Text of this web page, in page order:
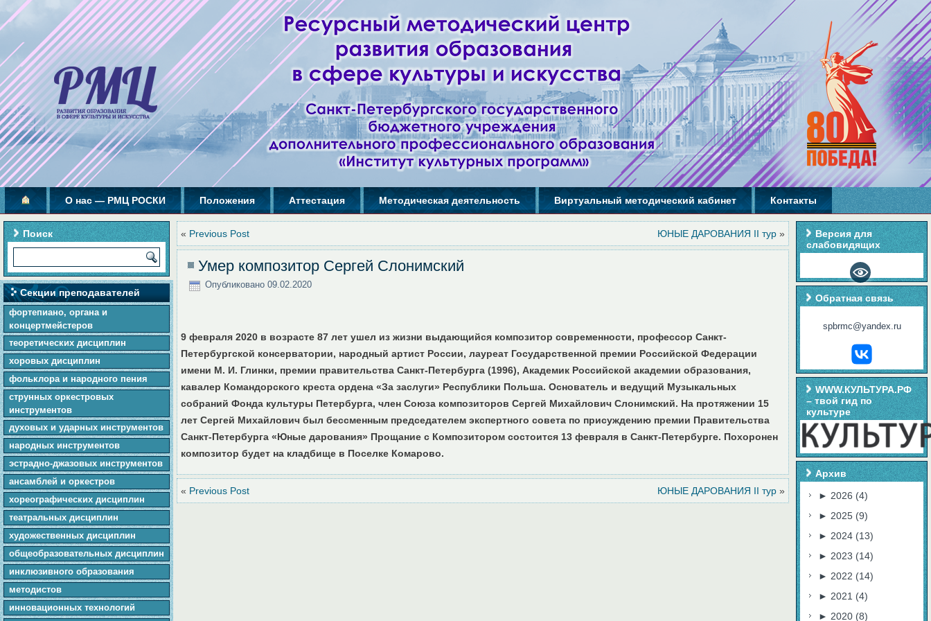
О нас — РМЦ РОСКИ Положения Аттестация Методическая деятельность Виртуальный методический кабинет Контакты
Поиск
Секции преподавателей
фортепиано, органа и
концертмейстеров
теоретических дисциплин
хоровых дисциплин
фольклора и народного пения
cтpунныx оркестровых
инструментов
духовых и ударных инструментов
народных инструментов
эстрадно-джазовых инструментов
ансамблей и оркестров
хореографических дисциплин
театральных дисциплин
художественных дисциплин
общеобразовательных дисциплин
инклюзивного образования
методистов
инновационных технологий
« Previous Post ЮНЫЕ ДАРОВАНИЯ II тур »
Умер композитор Сергей Слонимский
Опубликовано 09.02.2020
9 февраля 2020 в возрасте 87 лет ушел из жизни выдающийся композитор современности, профессор Санкт-
Петербургской консерватории, народный артист России, лауреат Государственной премии Российской Федерации
имени М. И. Глинки, премии правительства Санкт-Петербурга (1996), Академик Российской академии образования,
кавалер Командорского креста ордена «За заслуги» Республики Польша. Основатель и ведущий Музыкальных
собраний Фонда культуры Петербурга, член Союза композиторов Сергей Михайлович Слонимский. На протяжении 15
лет Сергей Михайлович был бессменным председателем экспертного совета по присуждению премии Правительства
Санкт-Петербурга «Юные дарования» Прощание с Композитором состоится 13 февраля в Санкт-Петербурге. Похоронен
композитор будет на кладбище в Поселке Комарово.
« Previous Post ЮНЫЕ ДАРОВАНИЯ II тур »
Версия для
слабовидящих
Обратная связь
spbrmc@yandex.ru
WWW.КУЛЬТУРА.РФ
– твой гид по
культуре
Архив
► 2026 (4)
► 2025 (9)
► 2024 (13)
► 2023 (14)
► 2022 (14)
► 2021 (4)
► 2020 (8)